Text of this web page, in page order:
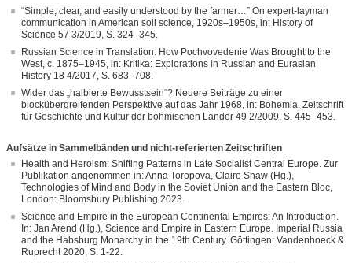
“Simple, clear, and easily understood by the farmer…” On expert-layman
communication in American soil science, 1920s–1950s, in: History of
Science 57 3/2019, S. 324–345.
Russian Science in Translation. How Pochvovedenie Was Brought to the
West, c. 1875–1945, in: Kritika: Explorations in Russian and Eurasian
History 18 4/2017, S. 683–708.
Wider das „halbierte Bewusstsein“? Neuere Beiträge zu einer
blockübergreifenden Perspektive auf das Jahr 1968, in: Bohemia. Zeitschrift
für Geschichte und Kultur der böhmischen Länder 49 2/2009, S. 445–453.
Aufsätze in Sammelbänden und nicht-referierten Zeitschriften
Health and Heroism: Shifting Patterns in Late Socialist Central Europe. Zur
Publikation angenommen in: Anna Toropova, Claire Shaw (Hg.),
Technologies of Mind and Body in the Soviet Union and the Eastern Bloc,
London: Bloomsbury Publishing 2023.
Science and Empire in the European Continental Empires: An Introduction.
In: Jan Arend (Hg.), Science and Empire in Eastern Europe. Imperial Russia
and the Habsburg Monarchy in the 19th Century. Göttingen: Vandenhoeck &
Ruprecht 2020, S. 1-22.